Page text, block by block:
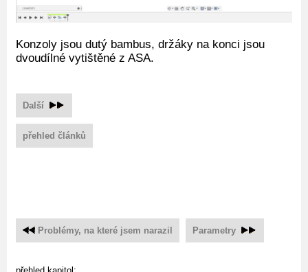
Konzoly jsou dutý bambus, držáky na konci jsou
dvoudílné vytištěné z ASA.
Další
přehled článků
Problémy, na které jsem narazil Parametry